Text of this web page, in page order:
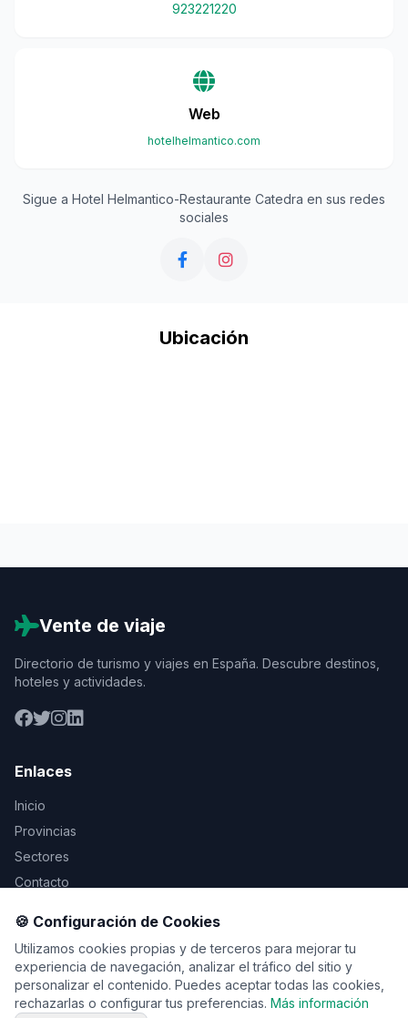
923221220
Web
hotelhelmantico.com
Sigue a Hotel Helmantico-Restaurante Catedra en sus redes
sociales
Ubicación
Vente de viaje
Directorio de turismo y viajes en España. Descubre destinos,
hoteles y actividades.
Enlaces
Inicio
Provincias
Sectores
Contacto
Legal
Aviso Legal
Privacidad
🍪 Configuración de Cookies
Utilizamos cookies propias y de terceros para mejorar tu
experiencia de navegación, analizar el tráfico del sitio y
personalizar el contenido. Puedes aceptar todas las cookies,
rechazarlas o configurar tus preferencias. Más información